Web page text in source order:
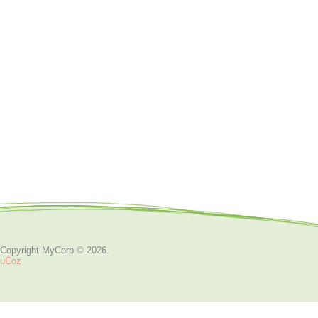
Copyright MyCorp © 2026.
uCoz